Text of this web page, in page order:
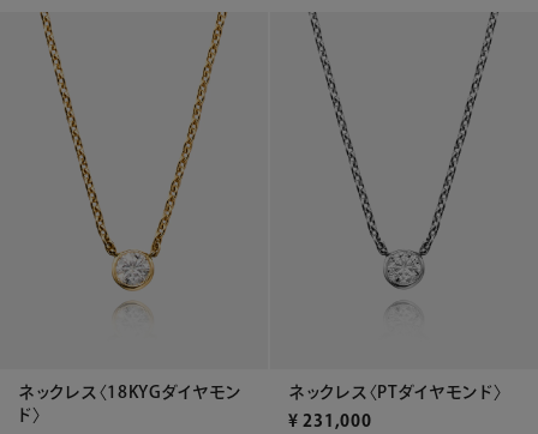
ネックレス〈18KYGダイヤモン
ド〉
ネックレス〈PTダイヤモンド〉
¥ 231,000